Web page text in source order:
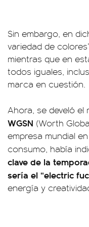
Sin embargo, en
variedad de
mientras que en
todos iguales,
marca en cuestión.
Ahora, se develó el
WGSN (Worth
empresa mundial
consumo, había
clave de la
sería el “electric
energía y